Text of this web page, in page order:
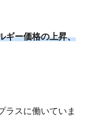
ギー価格の上昇、
ラスに働いていま